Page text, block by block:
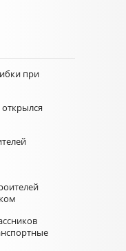
при